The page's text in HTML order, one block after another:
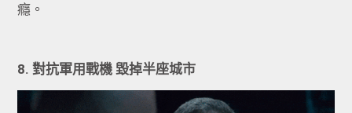
癮。
8. 對抗軍用戰機 毀掉半座城市